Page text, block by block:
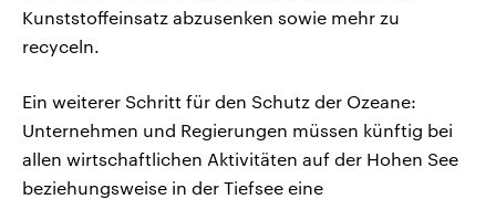
Kunststoffeinsatz abzusenken sowie mehr zu
recyceln.
Ein weiterer Schritt für den Schutz der Ozeane:
Unternehmen und Regierungen müssen künftig bei
allen wirtschaftlichen Aktivitäten auf der Hohen See
beziehungsweise in der Tiefsee eine